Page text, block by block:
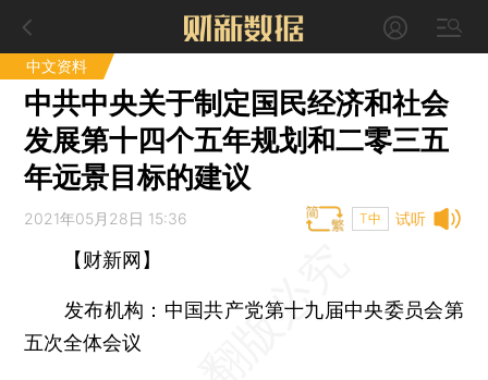
中文资料
中共中央关于制定国民经济和社会
发展第十四个五年规划和二零三五
年远景目标的建议
试听
2021年05月28日 15:36 T中
【财新网】
发布机构： 中国共产党第十九届中央委员会第
五次全体会议